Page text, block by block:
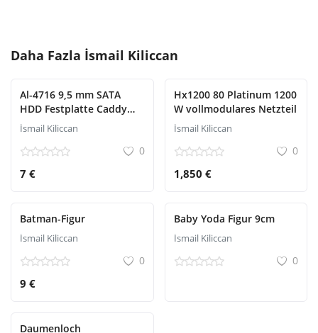
Daha Fazla İsmail Kiliccan
Al-4716 9,5 mm SATA
HDD Festplatte Caddy
Schlitten Box Laptop SSD
Installation
İsmail Kiliccan
0
7 €
Hx1200 80 Platinum 1200
W vollmodulares Netzteil
İsmail Kiliccan
0
1,850 €
Batman-Figur
İsmail Kiliccan
0
9 €
Baby Yoda Figur 9cm
İsmail Kiliccan
0
Daumenloch